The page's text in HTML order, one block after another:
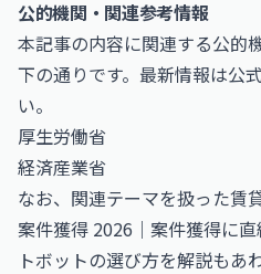
公的機関・関連参考情報
本記事の内容に関連する公的
下の通りです。最新情報は公
い。
厚生労働省
経済産業省
なお、関連テーマを扱った賃
案件獲得 2026｜案件獲得に
トボットの選び方を解説もあ